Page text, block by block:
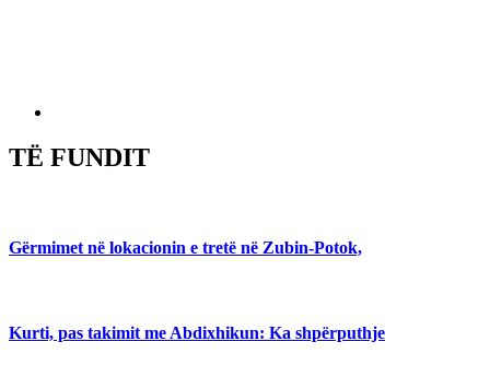
TË FUNDIT
Gërmimet në lokacionin e tretë në Zubin-Potok,
Kurti, pas takimit me Abdixhikun: Ka shpërputhje